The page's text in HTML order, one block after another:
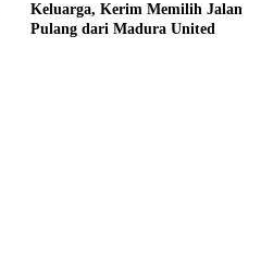
Keluarga, Kerim Memilih Jalan
Pulang dari Madura United